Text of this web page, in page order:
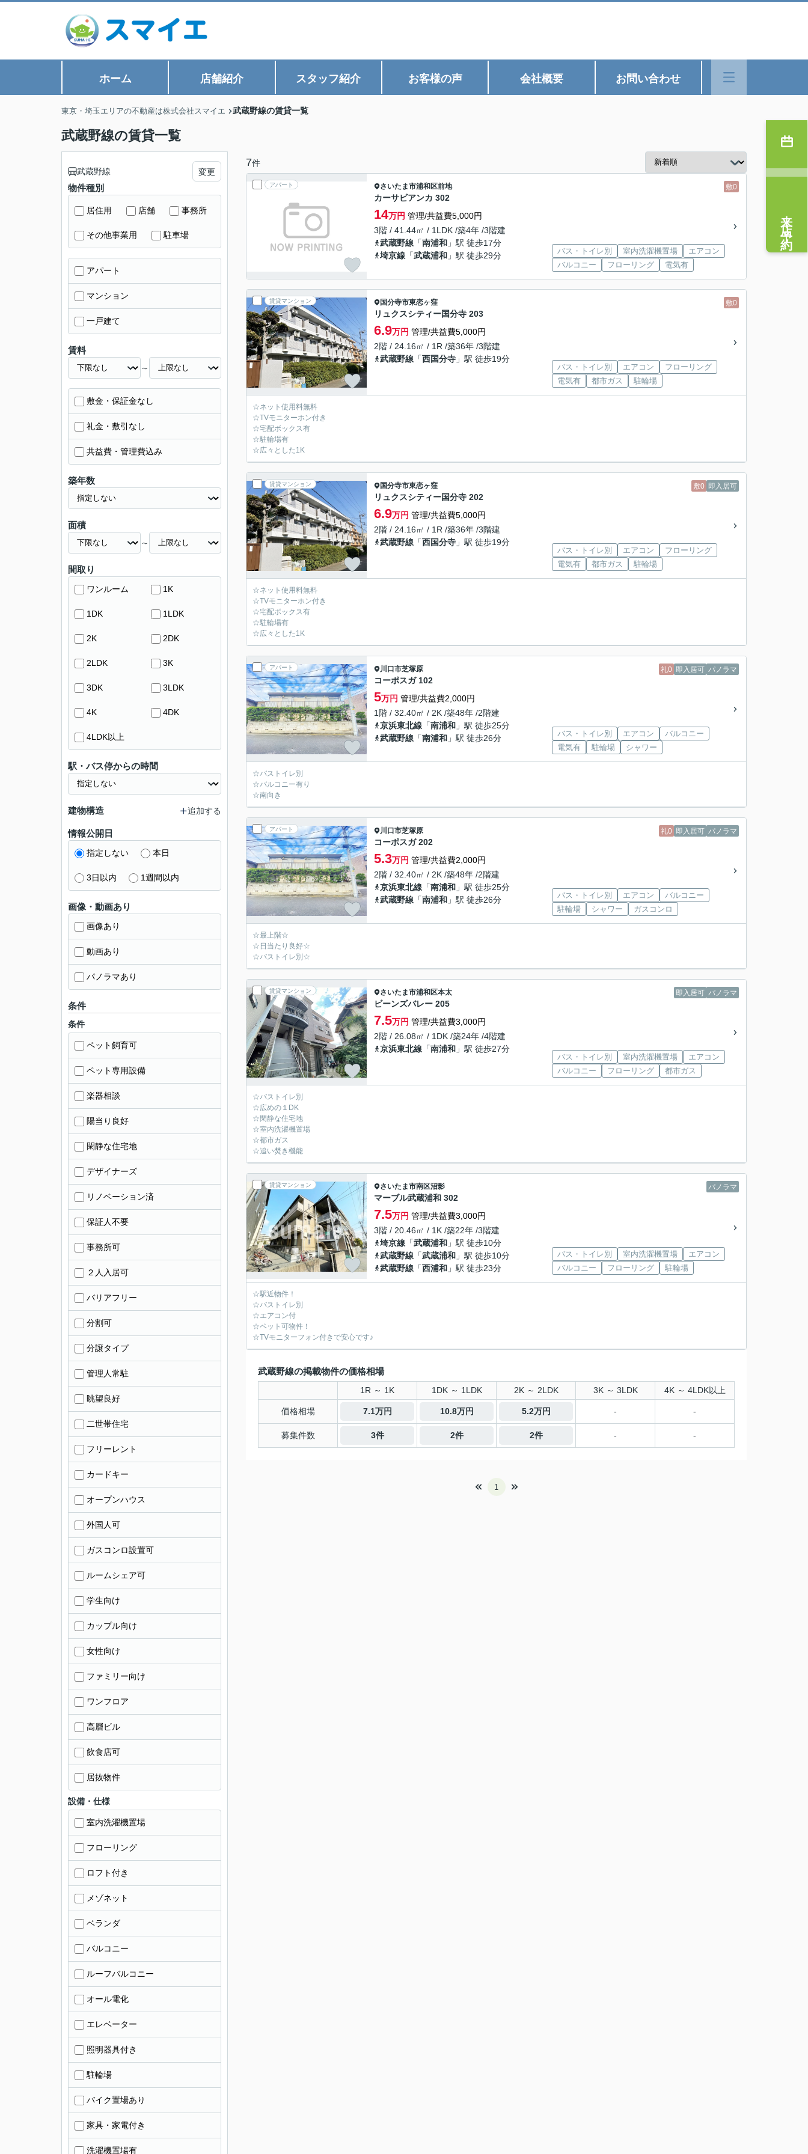
ホーム 店舗紹介 スタッフ紹介 お客様の声 会社概要 お問い合わせ
東京・埼玉エリアの不動産は株式会社スマイエ 武蔵野線の賃貸一覧
武蔵野線の賃貸一覧
7件
アパート 敷0
さいたま市浦和区前地
カーサビアンカ 302
14万円 管理/共益費5,000円
3階 / 41.44㎡ / 1LDK /築4年 /3階建
武蔵野線 「南浦和 」駅 徒歩17分
埼京線 「武蔵浦和 」駅 徒歩29分 バス・トイレ別 室内洗濯機置場
エアコン
バルコニー
フローリング 電気有
賃貸マンション 敷0
国分寺市東恋ヶ窪
リュクスシティー国分寺 203
6.9万円 管理/共益費5,000円
2階 / 24.16㎡ / 1R /築36年 /3階建
武蔵野線 「西国分寺 」駅 徒歩19分
バス・トイレ別 エアコン
フローリング
電気有
都市ガス 駐輪場
☆ネット使用料無料
☆TVモニターホン付き
☆宅配ボックス有
☆駐輪場有
☆広々とした1K
賃貸マンション 敷0 即入居可
国分寺市東恋ヶ窪
リュクスシティー国分寺 202
6.9万円 管理/共益費5,000円
2階 / 24.16㎡ / 1R /築36年 /3階建
武蔵野線 「西国分寺 」駅 徒歩19分
バス・トイレ別 エアコン
フローリング
電気有
都市ガス 駐輪場
☆ネット使用料無料
☆TVモニターホン付き
☆宅配ボックス有
☆駐輪場有
☆広々とした1K
アパート 礼0 即入居可 パノラマ
川口市芝塚原
コーポスガ 102
5万円 管理/共益費2,000円
1階 / 32.40㎡ / 2K /築48年 /2階建
京浜東北線 「南浦和 」駅 徒歩25分
武蔵野線 「南浦和 」駅 徒歩26分 バス・トイレ別 エアコン
バルコニー
電気有
駐輪場 シャワー
☆バストイレ別
☆バルコニー有り
☆南向き
アパート 礼0 即入居可 パノラマ
川口市芝塚原
コーポスガ 202
5.3万円 管理/共益費2,000円
2階 / 32.40㎡ / 2K /築48年 /2階建
京浜東北線 「南浦和 」駅 徒歩25分
武蔵野線 「南浦和 」駅 徒歩26分 バス・トイレ別 エアコン
バルコニー
駐輪場
シャワー ガスコンロ
☆最上階☆
☆日当たり良好☆
☆バストイレ別☆
賃貸マンション 即入居可 パノラマ
さいたま市浦和区本太
ビーンズバレー 205
7.5万円 管理/共益費3,000円
2階 / 26.08㎡ / 1DK /築24年 /4階建
京浜東北線 「南浦和 」駅 徒歩27分
バス・トイレ別 室内洗濯機置場
エアコン
バルコニー
フローリング 都市ガス
☆バストイレ別
☆広めの１DK
☆閑静な住宅地
☆室内洗濯機置場
☆都市ガス
☆追い焚き機能
賃貸マンション パノラマ
さいたま市南区沼影
マーブル武蔵浦和 302
7.5万円 管理/共益費3,000円
3階 / 20.46㎡ / 1K /築22年 /3階建
埼京線 「武蔵浦和 」駅 徒歩10分
武蔵野線 「武蔵浦和 」駅 徒歩10分
武蔵野線 「西浦和 」駅 徒歩23分
バス・トイレ別 室内洗濯機置場
エアコン
バルコニー
フローリング 駐輪場
☆駅近物件！
☆バストイレ別
☆エアコン付
☆ペット可物件！
☆TVモニターフォン付きで安心です♪
武蔵野線の掲載物件の価格相場
1R ～ 1K 1DK ～ 1LDK 2K ～ 2LDK 3K ～ 3LDK 4K ～ 4LDK以上
価格相場 7.1万円 10.8万円 5.2万円 - -
募集件数 3件 2件 2件 - -
1
武蔵野線 変更
物件種別
居住用 店舗 事務所
その他事業用 駐車場
アパート
マンション
一戸建て
賃料
～
敷金・保証金なし
礼金・敷引なし
共益費・管理費込み
築年数
面積
～
間取り
ワンルーム 1K
1DK 1LDK
2K 2DK
2LDK 3K
3DK 3LDK
4K 4DK
4LDK以上
駅・バス停からの時間
建物構造 追加する
情報公開日
指定しない 本日
3日以内 1週間以内
画像・動画あり
画像あり
動画あり
パノラマあり
条件
条件
ペット飼育可
ペット専用設備
楽器相談
陽当り良好
閑静な住宅地
デザイナーズ
リノベーション済
保証人不要
事務所可
２人入居可
バリアフリー
分割可
分譲タイプ
管理人常駐
眺望良好
二世帯住宅
フリーレント
カードキー
オープンハウス
外国人可
ガスコンロ設置可
ルームシェア可
学生向け
カップル向け
女性向け
ファミリー向け
ワンフロア
高層ビル
飲食店可
居抜物件
設備・仕様
室内洗濯機置場
フローリング
ロフト付き
メゾネット
ベランダ
バルコニー
ルーフバルコニー
オール電化
エレベーター
照明器具付き
駐輪場
バイク置場あり
家具・家電付き
洗濯機置場有
来店予約